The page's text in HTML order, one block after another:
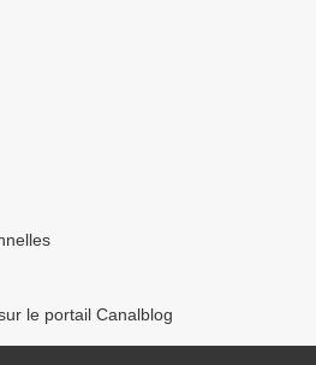
le portail Canalblog